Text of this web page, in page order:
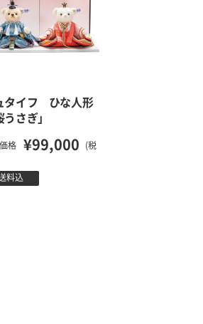
タイフ ひな人形
うさぎ」
格 ¥99,000 (税
料込